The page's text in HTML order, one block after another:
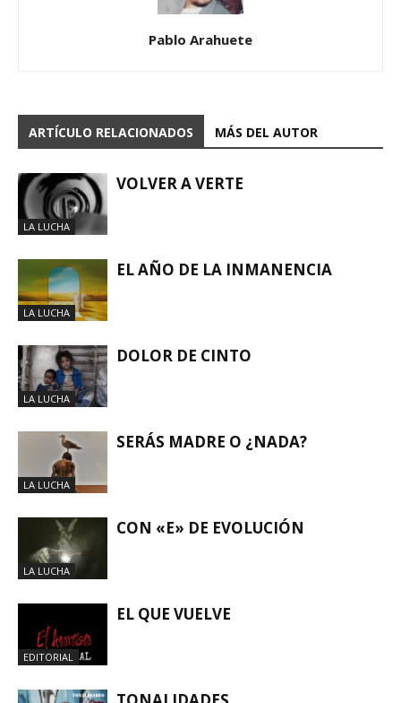
Pablo Arahuete
ARTÍCULO RELACIONADOS MÁS DEL AUTOR
LA LUCHA
VOLVER A VERTE
LA LUCHA
EL AÑO DE LA INMANENCIA
LA LUCHA
DOLOR DE CINTO
LA LUCHA
SERÁS MADRE O ¿NADA?
LA LUCHA
CON «E» DE EVOLUCIÓN
EDITORIAL
EL QUE VUELVE